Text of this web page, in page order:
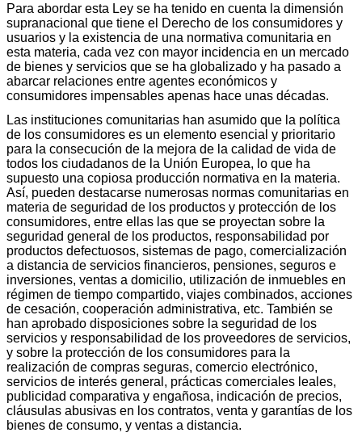
Para abordar esta Ley se ha tenido en cuenta la dimensión
supranacional que tiene el Derecho de los consumidores y
usuarios y la existencia de una normativa comunitaria en
esta materia, cada vez con mayor incidencia en un mercado
de bienes y servicios que se ha globalizado y ha pasado a
abarcar relaciones entre agentes económicos y
consumidores impensables apenas hace unas décadas.
Las instituciones comunitarias han asumido que la política
de los consumidores es un elemento esencial y prioritario
para la consecución de la mejora de la calidad de vida de
todos los ciudadanos de la Unión Europea, lo que ha
supuesto una copiosa producción normativa en la materia.
Así, pueden destacarse numerosas normas comunitarias en
materia de seguridad de los productos y protección de los
consumidores, entre ellas las que se proyectan sobre la
seguridad general de los productos, responsabilidad por
productos defectuosos, sistemas de pago, comercialización
a distancia de servicios financieros, pensiones, seguros e
inversiones, ventas a domicilio, utilización de inmuebles en
régimen de tiempo compartido, viajes combinados, acciones
de cesación, cooperación administrativa, etc. También se
han aprobado disposiciones sobre la seguridad de los
servicios y responsabilidad de los proveedores de servicios,
y sobre la protección de los consumidores para la
realización de compras seguras, comercio electrónico,
servicios de interés general, prácticas comerciales leales,
publicidad comparativa y engañosa, indicación de precios,
cláusulas abusivas en los contratos, venta y garantías de los
bienes de consumo, y ventas a distancia.